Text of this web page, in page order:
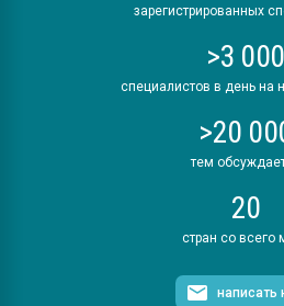
зарегистрированных
>3 000
специалистов в день на
>20
тем
20
стран со всего
написать